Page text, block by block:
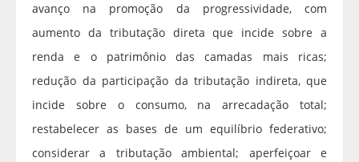
avanço na promoção da progressividade, com
aumento da tributação direta que incide sobre a
renda e o patrimônio das camadas mais ricas;
redução da participação da tributação indireta, que
incide sobre o consumo, na arrecadação total;
restabelecer as bases de um equilíbrio federativo;
considerar a tributação ambiental; aperfeiçoar e